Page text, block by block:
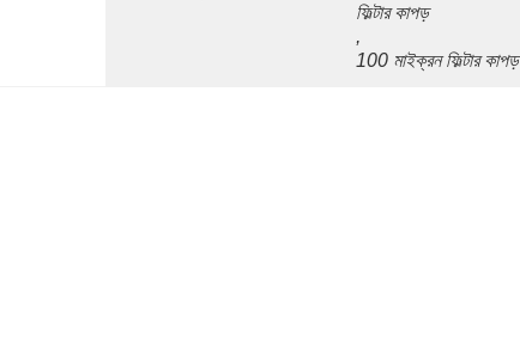
ফিল্টার কাপড়
,
100 মাইক্রন ফিল্টার কাপড়